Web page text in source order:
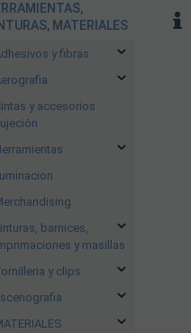
MATERIALES
y fibras
y accesorios
barnices,
y masillas
y clips